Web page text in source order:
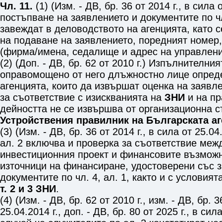
Чл. 11. (1) (Изм. - ДВ, бр. 36 от 2014 г., в сила
постъпване на заявлението и документите по
завеждат в деловодството на агенцията, като
на подаване на заявлението, поредният
(фирма/имена, седалище и адрес на
(2) (Доп. - ДВ, бр. 62 от 2010 г.)
оправомощено от него длъжностно лице
агенцията, които да извършат оценка на
за съответствие с изискванията на ЗНИ и на
дейността не се извършва от организационна
Устройствения правилник на Българската
(3) (Изм. - ДВ, бр. 36 от 2014 г., в сила от
ал. 2 включва и проверка за съответствие
инвестиционния проект и финансовите
източници на финансиране, удостоверени със
документите по чл. 4, ал. 1, както и с
т. 2 и 3 ЗНИ.
(4) (Изм. - ДВ, бр. 62 от 2010 г., изм. - ДВ, бр.
25.04.2014 г., доп. - ДВ, бр. 80 от 2025 г., в